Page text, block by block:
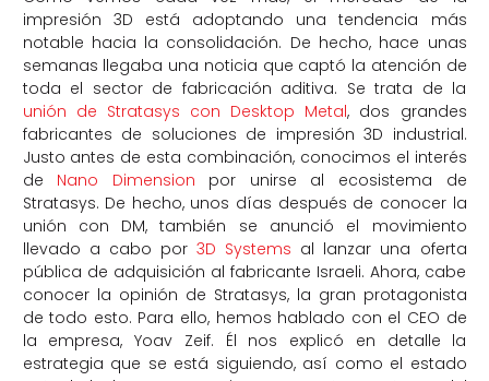
impresión 3D está adoptando una tendencia más
notable hacia la consolidación. De hecho, hace unas
semanas llegaba una noticia que captó la atención de
toda el sector de fabricación aditiva. Se trata de la
unión de Stratasys con Desktop Metal, dos grandes
fabricantes de soluciones de impresión 3D industrial.
Justo antes de esta combinación, conocimos el interés
de Nano Dimension por unirse al ecosistema de
Stratasys. De hecho, unos días después de conocer la
unión con DM, también se anunció el movimiento
llevado a cabo por 3D Systems al lanzar una oferta
pública de adquisición al fabricante Israeli. Ahora, cabe
conocer la opinión de Stratasys, la gran protagonista
de todo esto. Para ello, hemos hablado con el CEO de
la empresa, Yoav Zeif. Él nos explicó en detalle la
estrategia que se está siguiendo, así como el estado